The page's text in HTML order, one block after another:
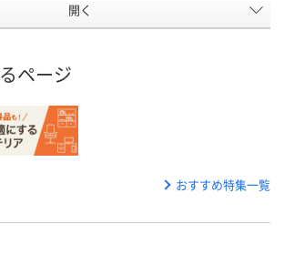
開く
ページ
おすすめ特集一覧